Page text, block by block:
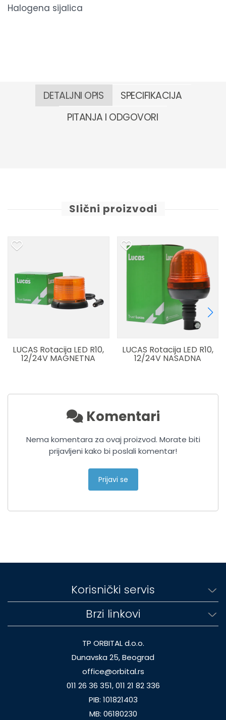
Halogena sijalica
DETALJNI OPIS
SPECIFIKACIJA
PITANJA I ODGOVORI
Slični proizvodi
LUCAS Rotacija LED R10,
12/24V MAGNETNA
LUCAS Rotacija LED R10,
12/24V NASADNA
Komentari
Nema komentara za ovaj proizvod. Morate biti
prijavljeni kako bi poslali komentar!
Prijavi se
Korisnički servis
Brzi linkovi
TP ORBITAL d.o.o.
Dunavska 25, Beograd
office@orbital.rs
011 26 36 351, 011 21 82 336
PIB: 101821403
MB: 06180230